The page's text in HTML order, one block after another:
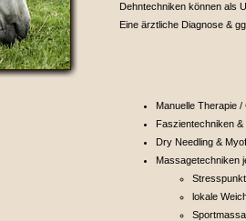
Dehntechniken können als
Eine ärztliche Diagnose &
Manuelle Therapie
Faszientechniken &
Dry Needling &
Massagetechniken
lokale